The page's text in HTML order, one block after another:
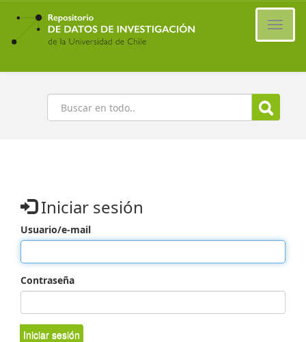
Ir
contenido
principal
Buscar
Iniciar sesión
Usuario/e-mail
Contraseña
Iniciar sesión